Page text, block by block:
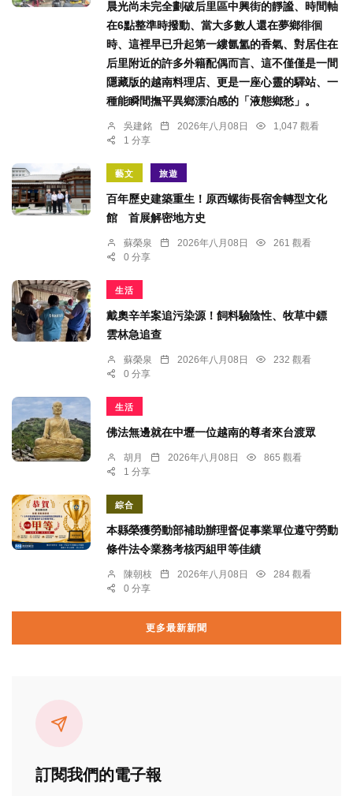
晨光尚未完全劃破后里區中興街的靜謐、時間軸
在6點整準時撥動、當大多數人還在夢鄉徘徊
時、這裡早已升起第一縷氤氳的香氣、對居住在
后里附近的許多外籍配偶而言、這不僅僅是一間
隱藏版的越南料理店、更是一座心靈的驛站、一
種能瞬間撫平異鄉漂泊感的「液態鄉愁」。
吳建銘 2026年八月08日
1,047 觀看
1 分享
藝文 旅遊
百年歷史建築重生！原西螺街長宿舍轉型文化
館 首展解密地方史
蘇榮泉 2026年八月08日
261 觀看
0 分享
生活
戴奧辛羊案追污染源！飼料驗陰性、牧草中鏢
雲林急追查
蘇榮泉 2026年八月08日
232 觀看
0 分享
生活
佛法無邊就在中壢一位越南的尊者來台渡眾
胡月 2026年八月08日
865 觀看
1 分享
綜合
本縣榮獲勞動部補助辦理督促事業單位遵守勞動
條件法令業務考核丙組甲等佳績
陳朝枝 2026年八月08日
284 觀看
0 分享
更多最新新聞
訂閱我們的電子報